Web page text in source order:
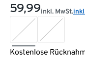
59,99inkl. MwSt.
Kostenlose